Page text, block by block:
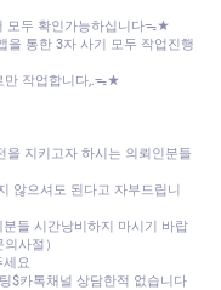
모두 확인가능하십니다ᯓ★
을 통한 3자 사기 모두 작업진행
만 작업합니다,.ᯓ★
을 지키고자 하시는 의뢰인분들
않으셔도 된다고 자부드립니
들 시간낭비하지 마시기 바랍
사절）
세요
$카톡채널 상담한적 없습니다